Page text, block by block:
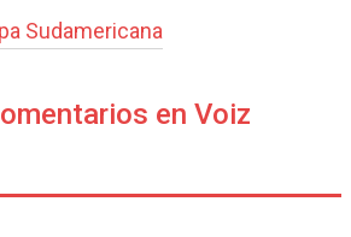
Sudamericana
en Voiz